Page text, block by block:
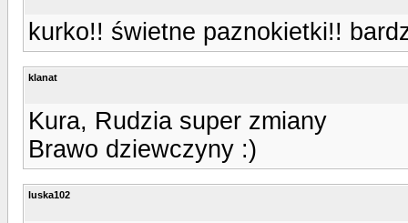
kurko!! świetne paznokietki!!
klanat
Kura, Rudzia super zmiany
Brawo dziewczyny :)
luska102